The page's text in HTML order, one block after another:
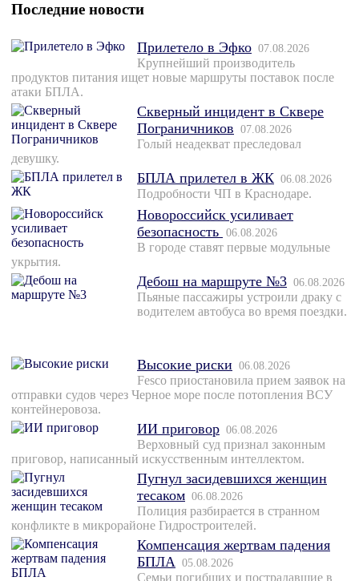
Последние новости
Прилетело в Эфко 07.08.2026
Крупнейший производитель
продуктов питания ищет новые маршруты поставок после
атаки БПЛА.
Скверный инцидент в Сквере
Пограничников 07.08.2026
Голый неадекват преследовал
девушку.
БПЛА прилетел в ЖК 06.08.2026
Подробности ЧП в Краснодаре.
Новороссийск усиливает
безопасность 06.08.2026
В городе ставят первые модульные
укрытия.
Дебош на маршруте №3 06.08.2026
Пьяные пассажиры устроили драку с
водителем автобуса во время поездки.
Высокие риски 06.08.2026
Fesco приостановила прием заявок на
отправки судов через Черное море после потопления ВСУ
контейнеровоза.
ИИ приговор 06.08.2026
Верховный суд признал законным
приговор, написанный искусственным интеллектом.
Пугнул засидевшихся женщин
тесаком 06.08.2026
Полиция разбирается в странном
конфликте в микрорайоне Гидростроителей.
Компенсация жертвам падения
БПЛА 05.08.2026
Семьи погибших и пострадавшие в